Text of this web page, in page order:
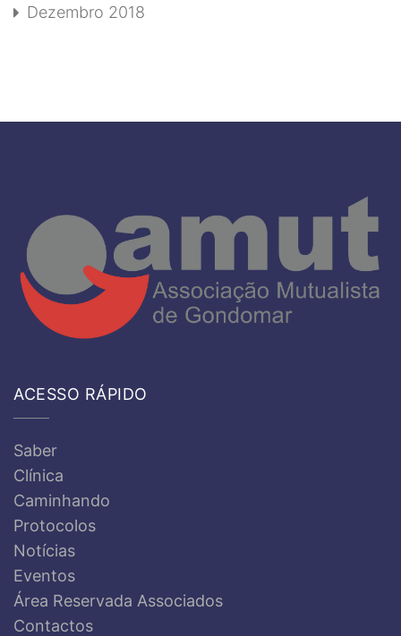
Dezembro 2018
ACESSO RÁPIDO
Saber
Clínica
Caminhando
Protocolos
Notícias
Eventos
Área Reservada Associados
Contactos